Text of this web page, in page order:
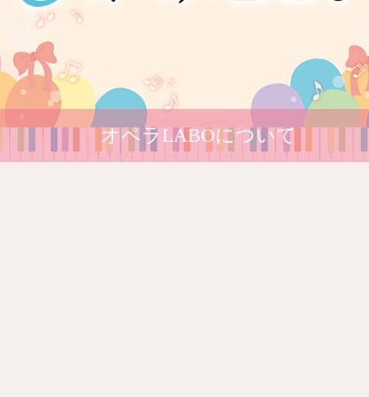
オペラLABOについて